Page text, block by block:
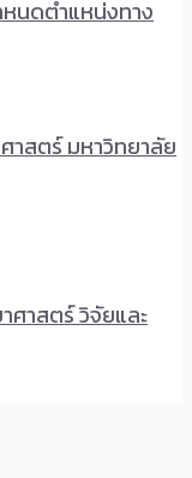
หนดตำแหน่งทาง
าสตร์ มหาวิทยาลัย
ศาสตร์ วิจัยและ